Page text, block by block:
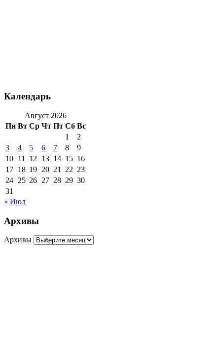
Календарь
Август 2026
Пн Вт Ср Чт Пт Сб Вс
1
2
3
4 5 6 7 8
9
10 11 12 13 14 15 16
17 18 19 20 21 22 23
24 25 26 27 28 29 30
31
« Июл
Архивы
Архивы